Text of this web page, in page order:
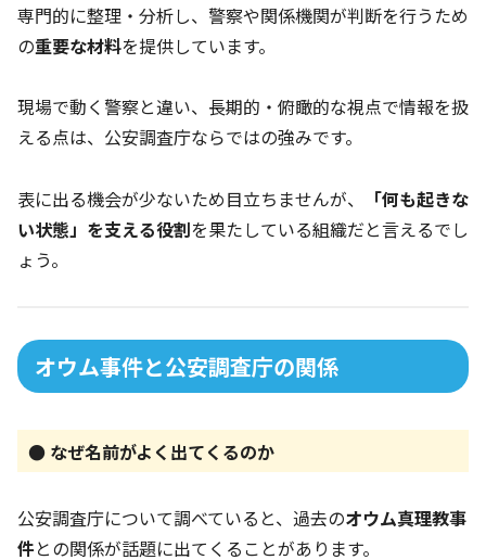
専門的に整理・分析し、警察や関係機関が判断を行うため
の重要な材料を提供しています。
現場で動く警察と違い、長期的・俯瞰的な視点で情報を扱
える点は、公安調査庁ならではの強みです。
表に出る機会が少ないため目立ちませんが、
「何も起きな
い状態」を支える役割を果たしている組織だと言えるでし
ょう。
オウム事件と公安調査庁の関係
● なぜ名前がよく出てくるのか
公安調査庁について調べていると、過去のオウム真理教事
件との関係が話題に出てくることがあります。